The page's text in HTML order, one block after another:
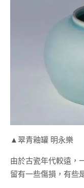
▲翠青釉罐 明永樂
由於古瓷年代較遠，
留有一些傷損，有些